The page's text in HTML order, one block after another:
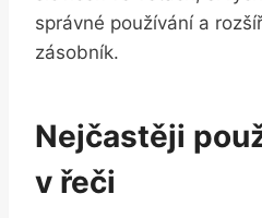
správné ⁤používání a
zásobník.
Nejčastěji
v řeči